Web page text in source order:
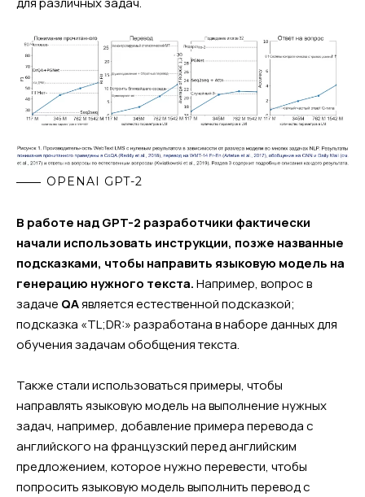
OPENAI GPT-2
В работе над GPT-2 разработчики фактически
начали использовать инструкции, позже названные
подсказками, чтобы направить языковую модель на
генерацию нужного текста.Например, вопрос в
задаче QAявляется естественной подсказкой;
подсказка «TL;DR:» разработана в наборе данных для
обучения задачам обобщения текста.
Также стали использоваться примеры, чтобы
направлять языковую модель на выполнение нужных
задач, например, добавление примера перевода с
английского на французский перед английским
предложением, которое нужно перевести, чтобы
попросить языковую модель выполнить перевод с